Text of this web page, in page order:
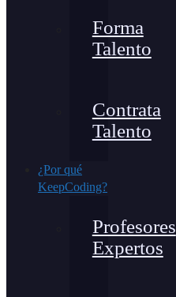
Forma
Talento
Contrata
Talento
¿Por qué
KeepCoding?
Profesores
Expertos